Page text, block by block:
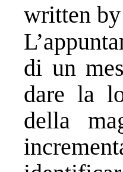
written
di un
dare la
della